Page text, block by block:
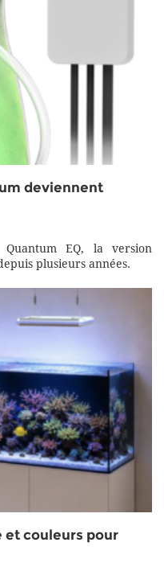
deviennent
Quantum EQ, la version
plusieurs années.
et couleurs pour